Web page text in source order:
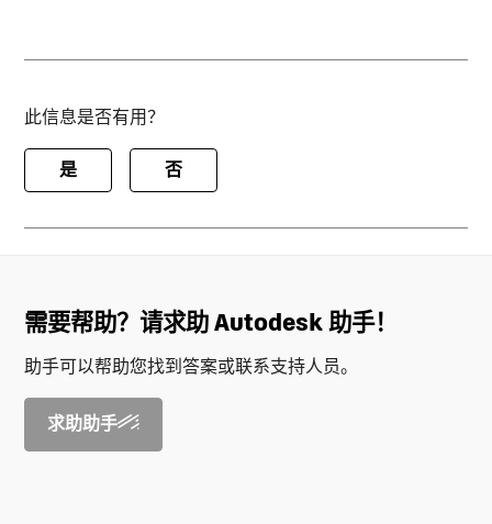
此信息是否有用？
是 否
需要帮助？请求助 Autodesk 助手！
助手可以帮助您找到答案或联系支持人员。
求助助手